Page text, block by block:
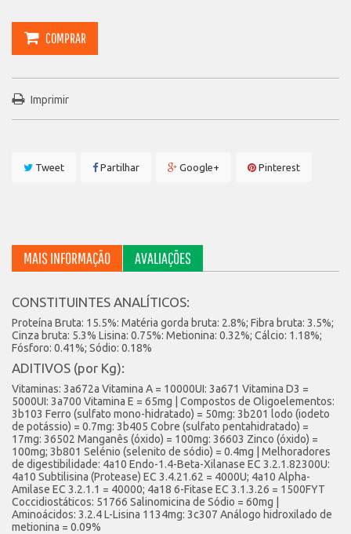
COMPRAR
Imprimir
Tweet Partilhar Google+ Pinterest
MAIS INFORMAÇÃO AVALIAÇÕES
CONSTITUINTES ANALÍTICOS:
Proteína Bruta: 15.5%: Matéria gorda bruta: 2.8%; Fibra bruta: 3.5%;
Cinza bruta: 5.3% Lisina: 0.75%: Metionina: 0.32%; Cálcio: 1.18%;
Fósforo: 0.41%; Sódio: 0.18%
ADITIVOS (por Kg):
Vitaminas: 3a672a Vitamina A = 10000UI: 3a671 Vitamina D3 =
5000UI: 3a700 Vitamina E = 65mg | Compostos de Oligoelementos:
3b103 Ferro (sulfato mono-hidratado) = 50mg: 3b201 lodo (iodeto
de potássio) = 0.7mg: 3b405 Cobre (sulfato pentahidratado) =
17mg: 36502 Manganês (óxido) = 100mg: 36603 Zinco (óxido) =
100mg; 3b801 Selénio (selenito de sódio) = 0.4mg | Melhoradores
de digestibilidade: 4a10 Endo-1.4-Beta-Xilanase EC 3.2.1.82300U:
4a10 Subtilisina (Protease) EC 3.4.21.62 = 4000U; 4a10 Alpha-
Amilase EC 3.2.1.1 = 40000; 4a18 6-Fitase EC 3.1.3.26 = 1500FYT
Coccidiostáticos: 51766 Salinomicina de Sódio = 60mg |
Aminoácidos: 3.2.4 L-Lisina 1134mg: 3c307 Análogo hidroxilado de
metionina = 0.09%